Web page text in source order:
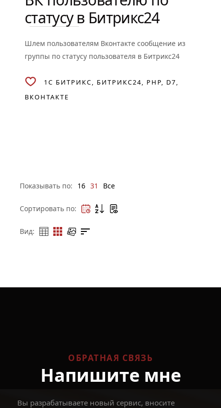
статусу в Битрикс24
Шлем пользователям Вконтакте сообщение из
группы по статусу пользователя в Битрикс24
1С БИТРИКС БИТРИКС24 PHP
D7
ВКОНТАКТЕ
Показывать по: 16 31 Все
Сортировать по:
Вид:
ОБРАТНАЯ СВЯЗЬ
Напишите мне
Вы разрабатываете новый сервис, вносите